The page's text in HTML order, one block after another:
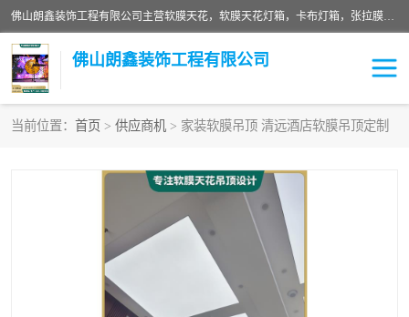
佛山朗鑫装饰工程有限公司主营软膜天花，软膜天花灯箱，卡布灯箱，张拉膜等产品，价格实惠，支持定制；公司专业装饰铺面，家居，会展特装，软膜等工程，技能精良人员，安装快、价格合理，质量保证、热诚与各方有识人士合作，欢迎新老客户来电咨询。
佛山朗鑫装饰工程有限公司
当前位置： 首页 > 供应商机 > 家装软膜吊顶 清远酒店软膜吊顶定制
软膜吊顶